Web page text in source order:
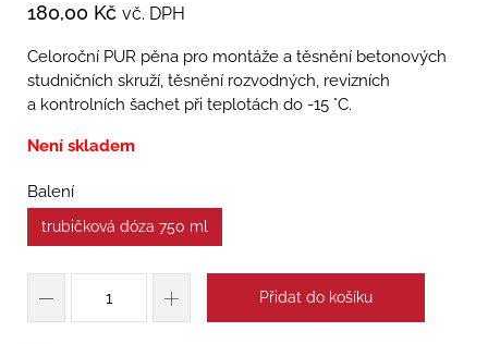
180,00 Kč vč. DPH
Celoroční PUR pěna pro montáže a těsnění betonových
studničních skruží, těsnění rozvodných, revizních
a kontrolních šachet při teplotách do -15 °C.
Není skladem
Balení
trubičková dóza 750 ml
Přidat do košíku